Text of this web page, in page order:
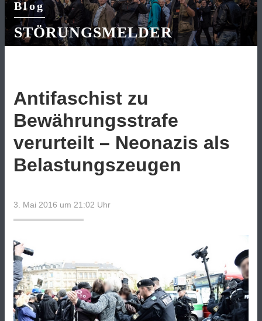
Blog
STÖRUNGSMELDER
Antifaschist zu
Bewährungsstrafe
verurteilt – Neonazis als
Belastungszeugen
3. Mai 2016 um 21:02 Uhr